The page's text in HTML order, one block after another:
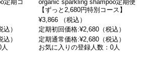
定期コ
）
）
organic sparkling shampoo定期便
【ずっと2,680円特別コース】
¥3,866 （税込）
定期初回価格:¥2,680（税込）
定期通常価格:¥2,680（税込）
お気に入りの登録人数：0人